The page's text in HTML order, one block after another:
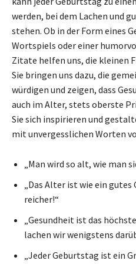
werden, bei dem Lachen und
stehen. Ob in der Form eines
Wortspiels oder einer
Zitate helfen uns, die kleinen
Sie bringen uns dazu, die
würdigen und zeigen, dass
auch im Alter, stets oberste
Sie sich inspirieren und
mit unvergesslichen Worten
„Man wird so alt, wie man
„Das Alter ist wie ein
reicher!“
„Gesundheit ist das
lachen wir wenigstens
„Jeder Geburtstag ist ein